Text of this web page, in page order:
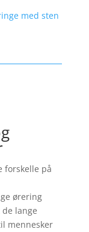
med sten
forskelle på
ørering
de lange
mennesker